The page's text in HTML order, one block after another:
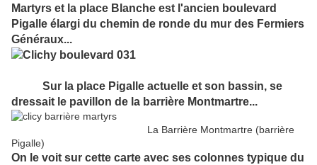
Martyrs et la place Blanche est l'ancien boulevard
Pigalle élargi du chemin de ronde du mur des Fermiers
Généraux...
Sur la place Pigalle actuelle et son bassin, se
dressait le pavillon de la barrière Montmartre...
La Barrière Montmartre (barrière
Pigalle)
On le voit sur cette carte avec ses colonnes typique du